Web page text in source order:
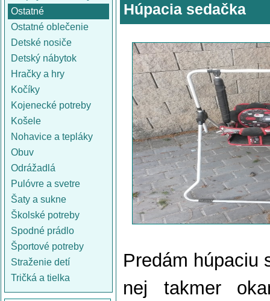
Ostatné
Ostatné oblečenie
Detské nosiče
Detský nábytok
Hračky a hry
Kočíky
Kojenecké potreby
Košele
Nohavice a tepláky
Obuv
Odrážadlá
Pulóvre a svetre
Šaty a sukne
Školské potreby
Spodné prádlo
Športové potreby
Straženie detí
Tričká a tielka
Húpacia sedačka
Predám húpaciu
nej takmer